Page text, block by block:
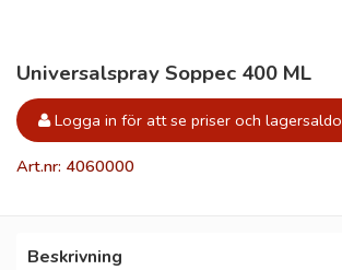
Universalspray Soppec 400 ML
Logga in för att se priser och lagersaldo
Art.nr: 4060000
Beskrivning